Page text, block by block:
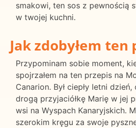
smakowi, ten sos z pewnością
w twojej kuchni.
Jak zdobyłem ten
Przypominam sobie moment,
spojrzałem na ten przepis na
Canarion. Był ciepły letni
drogą przyjaciółkę Marię w jej
wsi na Wyspach Kanaryjskich.
szerokim kręgu za swoje